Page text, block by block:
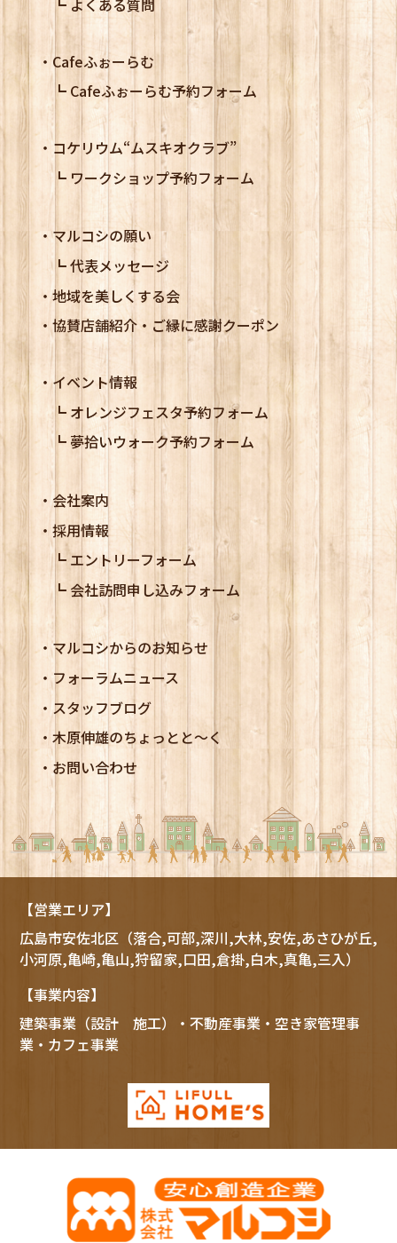
Cafeふぉーらむ
Cafeふぉーらむ予約フォーム
コケリウム“ムスキオクラブ”
ワークショップ予約フォーム
マルコシの願い
代表メッセージ
地域を美しくする会
協賛店舗紹介・ご縁に感謝クーポン
イベント情報
オレンジフェスタ予約フォーム
夢拾いウォーク予約フォーム
会社案内
採用情報
エントリーフォーム
会社訪問申し込みフォーム
マルコシからのお知らせ
フォーラムニュース
スタッフブログ
木原伸雄のちょっとと～く
お問い合わせ
【営業エリア】
広島市安佐北区（落合,可部,深川,大林,安佐,あさひが丘,
小河原,亀崎,亀山,狩留家,口田,倉掛,白木,真亀,三入）
【事業内容】
建築事業（設計 施工）・不動産事業・空き家管理事
業・カフェ事業